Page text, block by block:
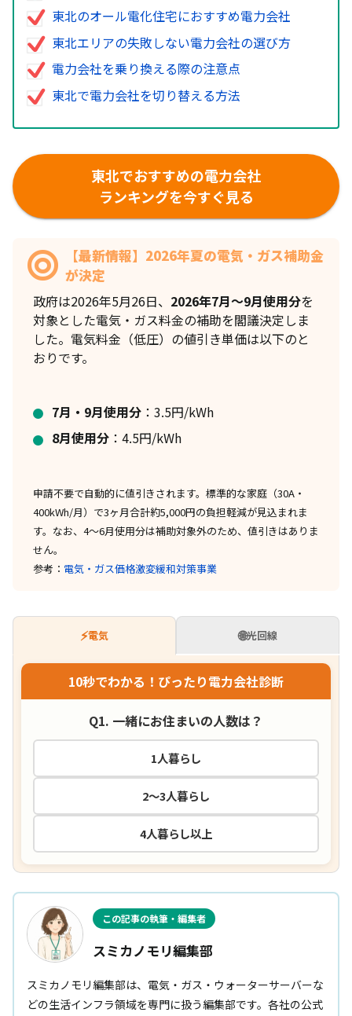
東北のオール電化住宅におすすめ電力会社
東北エリアの失敗しない電力会社の選び方
電力会社を乗り換える際の注意点
東北で電力会社を切り替える方法
東北でおすすめの電力会社
ランキングを今すぐ見る
【最新情報】2026年夏の電気・ガス補助金
が決定
政府は2026年5月26日、 2026年7月〜9月使用分を
対象とした電気・ガス料金の補助を閣議決定しま
した。電気料金（低圧）の値引き単価は以下のと
おりです。
7月・9月使用分 ：3.5円/kWh
8月使用分 ：4.5円/kWh
申請不要で自動的に値引きされます。標準的な家庭（30A・
400kWh/月）で3ヶ月合計約5,000円の負担軽減が見込まれま
す。なお、4〜6月使用分は補助対象外のため、値引きはありま
せん。
参考： 電気・ガス価格激変緩和対策事業
⚡電気 🌐光回線
10秒でわかる！ぴったり電力会社診断
Q1. 一緒にお住まいの人数は？
1人暮らし
2〜3人暮らし
4人暮らし以上
この記事の執筆・編集者
スミカノモリ編集部
スミカノモリ編集部は、電気・ガス・ウォーターサーバーな
どの生活インフラ領域を専門に扱う編集部です。各社の公式